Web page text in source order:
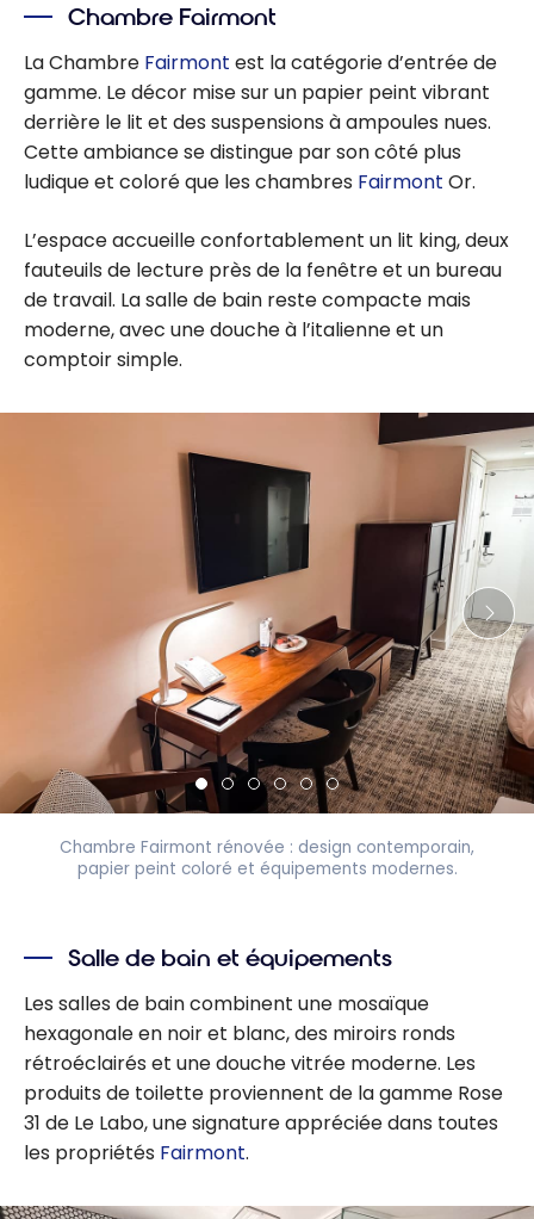
Chambre Fairmont
La Chambre Fairmont est la catégorie d’entrée de
gamme. Le décor mise sur un papier peint vibrant
derrière le lit et des suspensions à ampoules nues.
Cette ambiance se distingue par son côté plus
ludique et coloré que les chambres Fairmont Or.
L’espace accueille confortablement un lit king, deux
fauteuils de lecture près de la fenêtre et un bureau
de travail. La salle de bain reste compacte mais
moderne, avec une douche à l’italienne et un
comptoir simple.
Chambre Fairmont rénovée : design contemporain,
papier peint coloré et équipements modernes.
Salle de bain et équipements
Les salles de bain combinent une mosaïque
hexagonale en noir et blanc, des miroirs ronds
rétroéclairés et une douche vitrée moderne. Les
produits de toilette proviennent de la gamme Rose
31 de Le Labo, une signature appréciée dans toutes
les propriétés Fairmont.